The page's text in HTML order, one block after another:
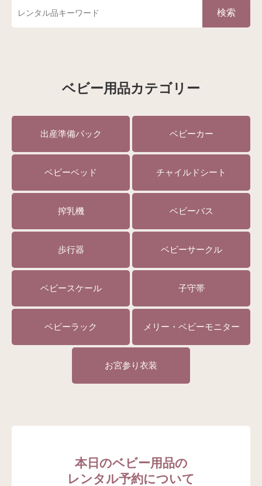
検索
ベビー用品カテゴリー
出産準備パック ベビーカー
ベビーベッド チャイルドシート
搾乳機 ベビーバス
歩行器 ベビーサークル
ベビースケール 子守帯
ベビーラック メリー・ベビーモニター
お宮参り衣装
本日のベビー用品の
レンタル予約について